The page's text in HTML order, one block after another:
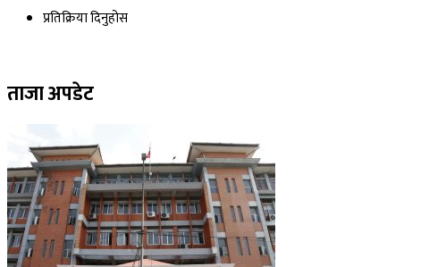
प्रतिक्रिया दिनुहोस​
ताजा अपडेट